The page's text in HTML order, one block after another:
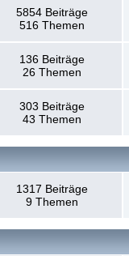
5854 Beiträge
516 Themen
136 Beiträge
26 Themen
303 Beiträge
43 Themen
1317 Beiträge
9 Themen